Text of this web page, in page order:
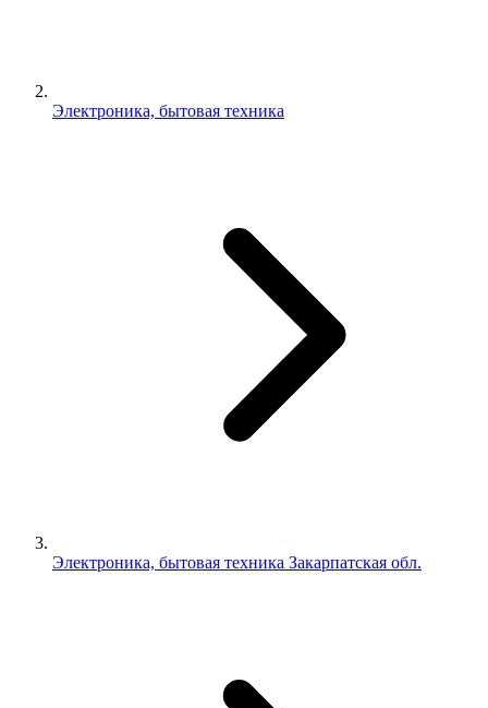
Электроника, бытовая техника
Электроника, бытовая техника Закарпатская обл.